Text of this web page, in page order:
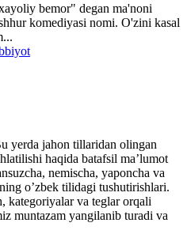
bemor" degan ma'noni
komediyasi nomi. O'zini kasal
yerda jahon tillaridan olingan
haqida batafsil maʼlumot
nemischa, yaponcha va
oʼzbek tilidagi tushutirishlari.
kategoriyalar va teglar orqali
muntazam yangilanib turadi va